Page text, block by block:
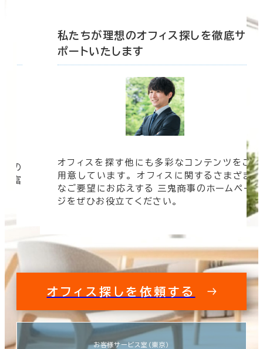
の
豊富
私たちが理想のオフィス探しを徹底サ
ポートいたします
オフィスを探す他にも多彩なコンテンツをご
用意しています。 オフィスに関するさまざま
なご要望にお応えする 三鬼商事のホームペー
ジをぜひお役立てください。
オフィス探しを依頼する
お客様サービス室（東京）